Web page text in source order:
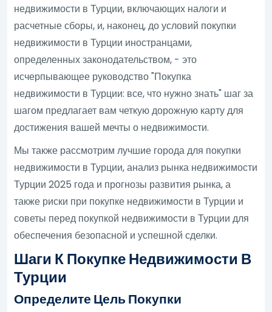
недвижимости в Турции, включающих налоги и
расчетные сборы, и, наконец, до условий покупки
недвижимости в Турции иностранцами,
определенных законодательством, - это
исчерпывающее руководство "Покупка
недвижимости в Турции: все, что нужно знать" шаг за
шагом предлагает вам четкую дорожную карту для
достижения вашей мечты о недвижимости.
Мы также рассмотрим лучшие города для покупки
недвижимости в Турции, анализ рынка недвижимости
Турции 2025 года и прогнозы развития рынка, а
также риски при покупке недвижимости в Турции и
советы перед покупкой недвижимости в Турции для
обеспечения безопасной и успешной сделки.
Шаги К Покупке Недвижимости В
Турции
Определите Цель Покупки